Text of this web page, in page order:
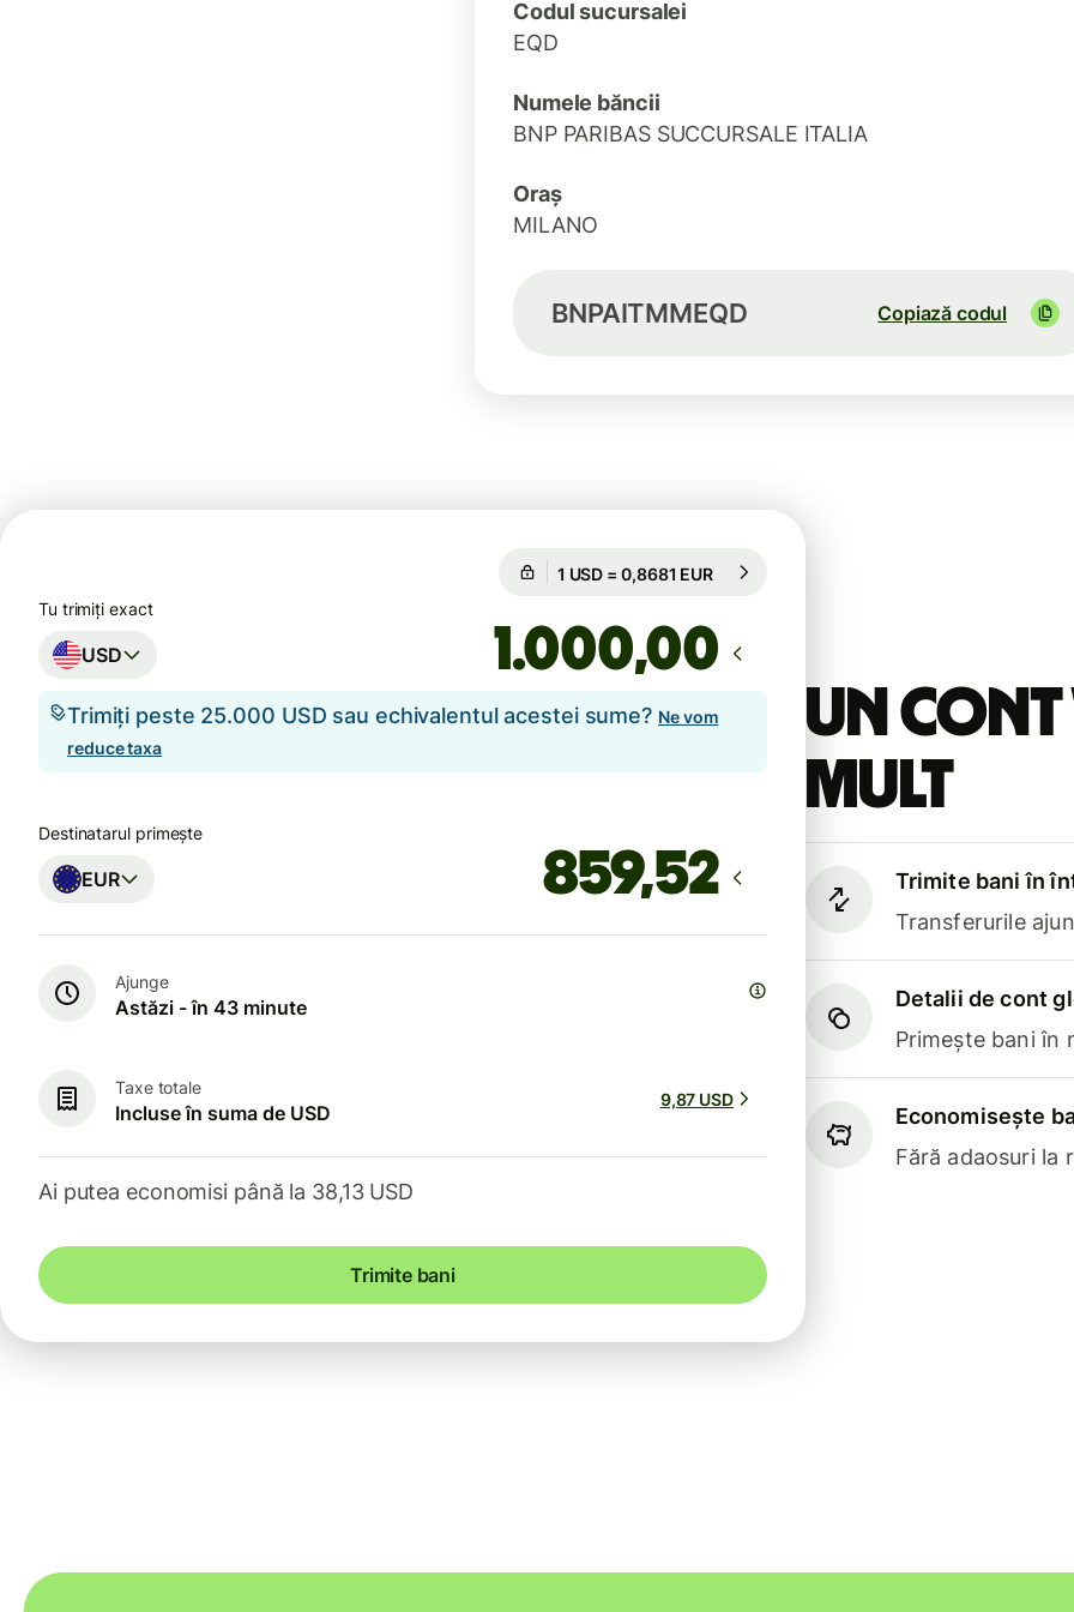
Codul sucursalei
EQD
Numele băncii
BNP PARIBAS SUCCURSALE ITALIA
Oraș
MILANO
BNPAITMMEQD Copiază codul
Un cont
mult
Trimite bani în
Transferurile
Detalii de cont
Primește bani în
Economisește
Fără adaosuri la
Garantată pentru 8 h
Tu trimiți exact
USD ,00
Trimiți peste 25.000 USD sau echivalentul acestei sume? Ne vom
reduce taxa
Destinatarul primește
EUR
Ajunge
Astăzi - în 43 minute
Taxe totale
Incluse în suma de USD
9,87 USD
Ai putea economisi până la 38,13 USD
Trimite bani